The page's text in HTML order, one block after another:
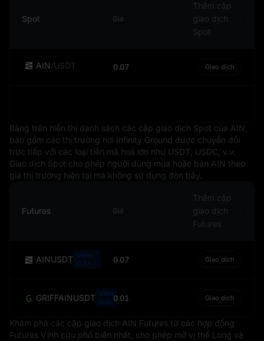
Đồng USD cũng là đồng tiền phổ biến trong nền kinh tế
kỹ thuật số. Đây là đồng tiền được giao dịch nhiều nhất
tiền mã hoá, nơi nhiều tài sản kỹ thuật số được giao dịch
định và được công nhận trên toàn cầu, nhưng không
tránh khỏi những biến động về giá trị. Những biến động
này có thể bị ảnh hưởng bởi nhiều yếu tố như lạm phát,
lãi suất, sự ổn định chính trị và hiệu quả kinh tế. Tuy
nhiên, vị thế là đồng tiền dự trữ của USD thường giúp đô
la Mỹ giảm bớt ảnh hưởng từ các biến động này.
Tóm lại, USD không chỉ đơn thuần là đồng tiền quốc gia
của Hoa Kỳ, mà còn là nhân tố then chốt trong hệ thống
định giá hàng hóa và thậm chí cả nền kinh tế kỹ thuật
số. Đồng USD là biểu tượng của sự ổn định và sức mạnh
với các đồng tiền khác.
Spot Giá
Thêm cặp
giao dịch
Spot
AIN/USDT 0.07 Giao dịch
Bảng trên hiển thị danh sách các cặp giao dịch Spot của AIN,
bao gồm các thị trường nơi Infinity Ground được chuyển đổi
trực tiếp với các loại tiền mã hoá lớn như USDT, USDC, v.v.
Giao dịch Spot cho phép người dùng mua hoặc bán AIN theo
giá thị trường hiện tại mà không sử dụng đòn bẩy.
Futures Giá
Thêm cặp
giao dịch
Futures
AINUSDT VĨNH
CỬU
0.07 Giao dịch
GRIFFAINUSDT VĨNH
CỬU 0.01 Giao dịch
Khám phá các cặp giao dịch AIN Futures từ các hợp đồng
Futures Vĩnh cửu phổ biến nhất, cho phép mở vị thế Long và